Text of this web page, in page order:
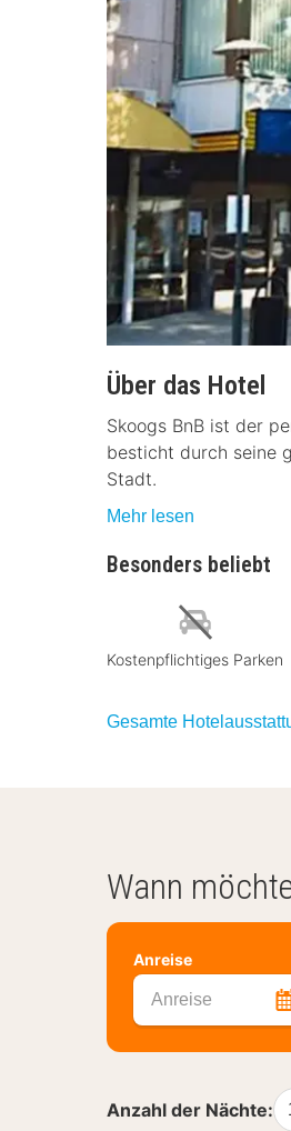
Über das Hotel
Skoogs BnB ist der
besticht durch seine
Stadt.
Mehr lesen
Besonders beliebt
Kostenpflichtiges Parken
Gesamte
Wann
Anreise
Anreise
Anzahl der Nächte: